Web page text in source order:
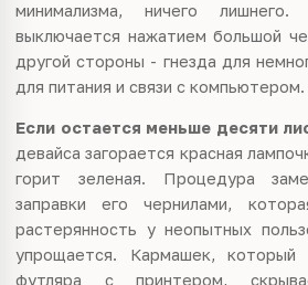
минимализма, ничего
выключается нажатием большой
другой стороны - гнезда для
для питания и связи с компьютером.
Если остается меньше десяти
девайса загорается красная
горит зеленая. Процедура
заправки его чернилами,
растерянность у неопытных
упрощается. Кармашек,
футляра с принтером,